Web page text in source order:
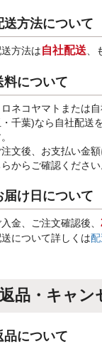
送方法について
方法は自社配送、
料について
ネコヤマトまたは
千葉)なら自社配送
文後、お支払い金
からご確認ください
届け日について
金、ご注文確認後、
について詳しくは
返品・キャン
品について